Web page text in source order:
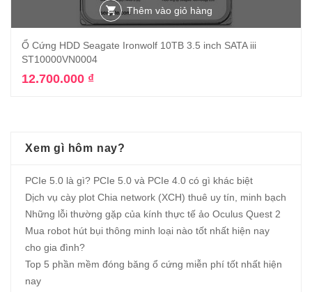
Thêm vào giỏ hàng
Ổ Cứng HDD Seagate Ironwolf 10TB 3.5 inch SATA iii
ST10000VN0004
12.700.000 ₫
Xem gì hôm nay?
PCIe 5.0 là gì? PCIe 5.0 và PCIe 4.0 có gì khác biệt
Dịch vụ cày plot Chia network (XCH) thuê uy tín, minh bạch
Những lỗi thường gặp của kính thực tế ảo Oculus Quest 2
Mua robot hút bụi thông minh loại nào tốt nhất hiện nay
cho gia đình?
Top 5 phần mềm đóng băng ổ cứng miễn phí tốt nhất hiện
nay